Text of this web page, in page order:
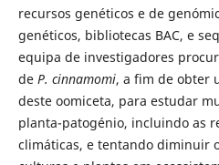
recursos genéticos e de
genéticos, bibliotecas BAC, e
equipa de investigadores
de P. cinnamomi, a fim de obter
deste oomiceta, para estudar
planta-patogénio, incluindo as
climáticas, e tentando diminuir